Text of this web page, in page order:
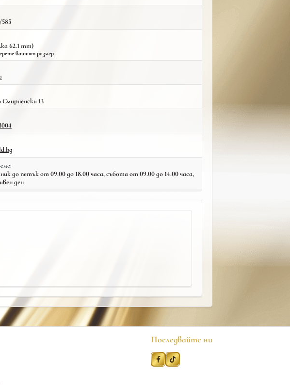
62.1 mm)
вашият размер
13
до петък от 09.00 до 18.00 часа, събота от 09.00 до 14.00 часа,
ден
Последвайте ни